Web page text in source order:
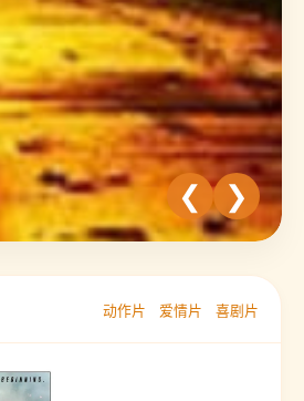
❮ ❯
动作片 爱情片 喜剧片